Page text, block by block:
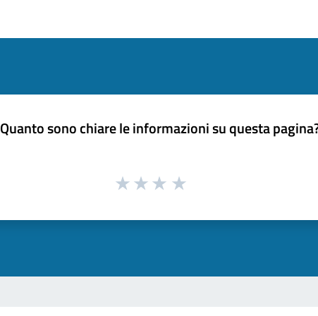
Quanto sono chiare le informazioni su questa